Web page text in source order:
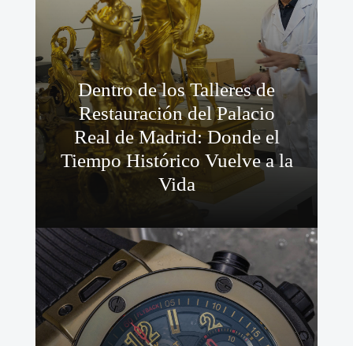
Dentro de los Talleres de
Restauración del Palacio
Real de Madrid: Donde el
Tiempo Histórico Vuelve a la
Vida